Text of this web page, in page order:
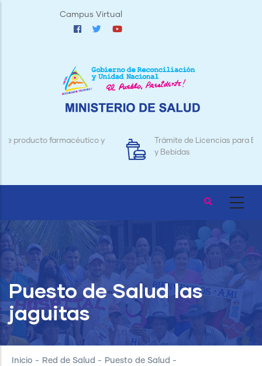
Campus Virtual
Trámite de Licencias para Establecimientos de
Puesto de Salud las
jaguitas
Inicio - Red de Salud - Puesto de Salud -